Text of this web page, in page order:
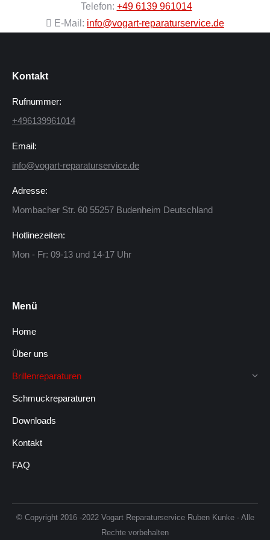
Telefon: +49 6139 961014
E-Mail: info@vogart-reparaturservice.de
Kontakt
Rufnummer:
+496139961014
Email:
info@vogart-reparaturservice.de
Adresse:
Mombacher Str. 60 55257 Budenheim Deutschland
Hotlinezeiten:
Mon - Fr: 09-13 und 14-17 Uhr
Menü
Home
Über uns
Brillenreparaturen
Schmuckreparaturen
Downloads
Kontakt
FAQ
© Copyright 2016 -2022 Vogart Reparaturservice Ruben Kunke - Alle
Rechte vorbehalten